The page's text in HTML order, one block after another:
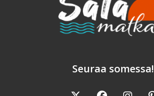
Seuraa somessa!